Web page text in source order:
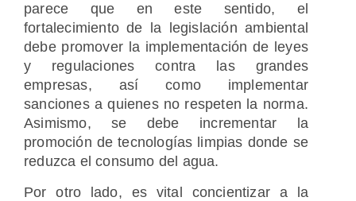
parece que en este sentido, el
fortalecimiento de la legislación ambiental
debe promover la implementación de leyes
y regulaciones contra las grandes
empresas, así como implementar
sanciones a quienes no respeten la norma.
Asimismo, se debe incrementar la
promoción de tecnologías limpias donde se
reduzca el consumo del agua.
Por otro lado, es vital concientizar a la